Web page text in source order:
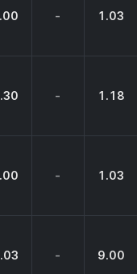
- 1.03
- 1.18
- 1.03
- 9.00